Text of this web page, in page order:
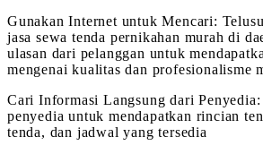
Gunakan Internet untuk Mencari:
jasa sewa tenda pernikahan murah di
ulasan dari pelanggan untuk
mengenai kualitas dan profesionalisme
Cari Informasi Langsung dari Penyedia:
penyedia untuk mendapatkan rincian
tenda, dan jadwal yang tersedia